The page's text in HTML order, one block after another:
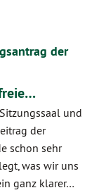
der
und
der
schon sehr
was wir uns
ganz klarer…